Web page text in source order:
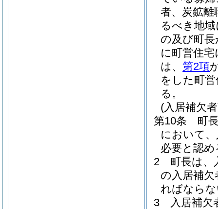
者、炭鉱離
るべき地
の及び町
に町営住
は、 第2項
をした町
る。
(入居補欠
第10条
町
において
必要と認
2
町長は、
の入居補
ればなら
3
入居補欠